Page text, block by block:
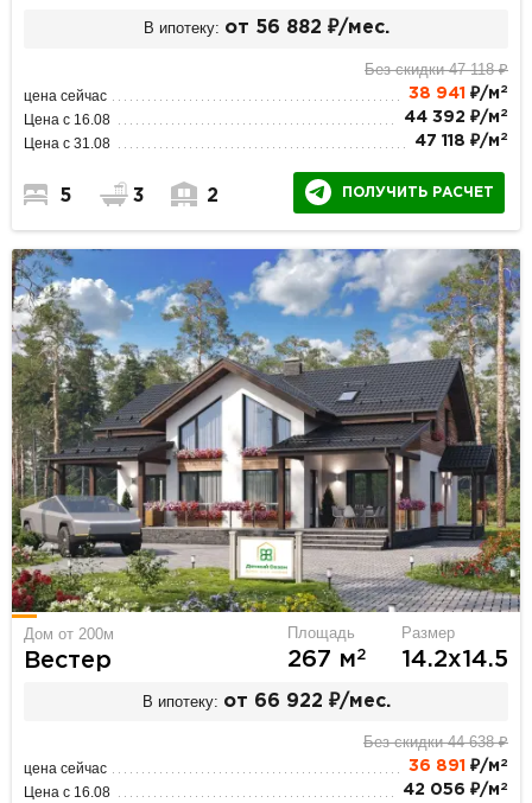
В ипотеку: от 56 882 ₽/мес.
Без скидки 47 118 ₽
цена сейчас 38 941 ₽/м 2
Цена с 16.08 44 392 ₽/м 2
Цена с 31.08 47 118 ₽/м 2
5 3 2 ПОЛУЧИТЬ РАСЧЕТ
Дом от 200м
Вестер
Площадь
267 м2
Размер
14.2х14.5
В ипотеку: от 66 922 ₽/мес.
Без скидки 44 638 ₽
цена сейчас 36 891 ₽/м 2
Цена с 16.08 42 056 ₽/м 2